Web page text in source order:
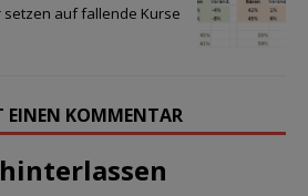
setzen auf fallende Kurse
EINEN KOMMENTAR